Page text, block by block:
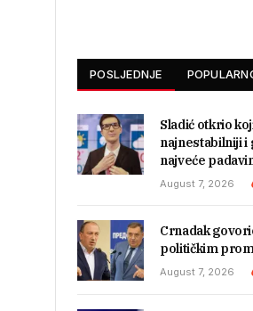
POSLJEDNJE
Sladić otkrio
najnestabilniji i
najveće
August 7, 2026
Crnadak
političkim
August 7, 2026